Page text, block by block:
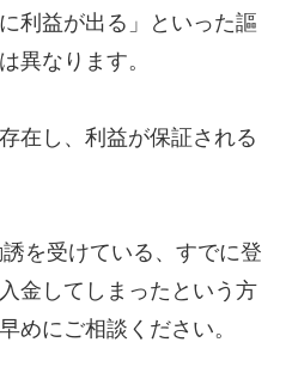
利益が出る」といった謳
異なります。
在し、利益が保証される
を受けている、すでに登
金してしまったという方
めにご相談ください。